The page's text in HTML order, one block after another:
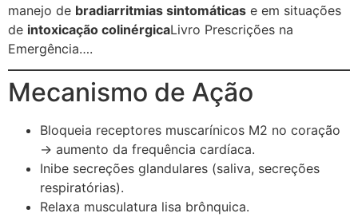
manejo de bradiarritmias sintomáticas e em situações
de intoxicação colinérgicaLivro Prescrições na
Emergência….
Mecanismo de Ação
Bloqueia receptores muscarínicos M2 no coração
→ aumento da frequência cardíaca.
Inibe secreções glandulares (saliva, secreções
respiratórias).
Relaxa musculatura lisa brônquica.